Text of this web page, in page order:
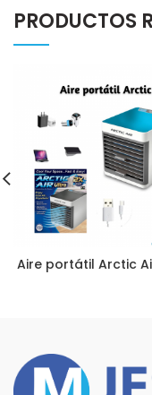
PRODUCTOS
Aire portátil Arctic